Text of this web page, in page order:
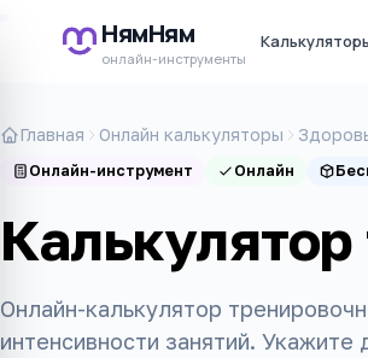
НямНям
онлайн-инструменты
Главная Онлайн калькуляторы
Онлайн-инструмент Онлайн
Онлайн-калькулятор
интенсивности занятий.